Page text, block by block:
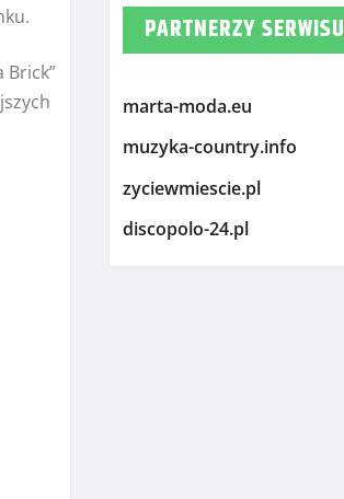
Brick”
PARTNERZY SERWISU
marta-moda.eu
muzyka-country.info
zyciewmiescie.pl
discopolo-24.pl